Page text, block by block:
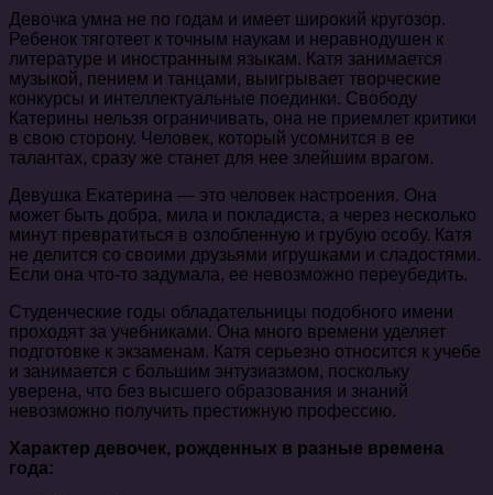
Девочка умна не по годам и имеет широкий кругозор.
Ребенок тяготеет к точным наукам и неравнодушен к
литературе и иностранным языкам. Катя занимается
музыкой, пением и танцами, выигрывает творческие
конкурсы и интеллектуальные поединки. Свободу
Катерины нельзя ограничивать, она не приемлет критики
в свою сторону. Человек, который усомнится в ее
талантах, сразу же станет для нее злейшим врагом.
Девушка Екатерина — это человек настроения. Она
может быть добра, мила и покладиста, а через несколько
минут превратиться в озлобленную и грубую особу. Катя
не делится со своими друзьями игрушками и сладостями.
Если она что-то задумала, ее невозможно переубедить.
Студенческие годы обладательницы подобного имени
проходят за учебниками. Она много времени уделяет
подготовке к экзаменам. Катя серьезно относится к учебе
и занимается с большим энтузиазмом, поскольку
уверена, что без высшего образования и знаний
невозможно получить престижную профессию.
Характер девочек, рожденных в разные времена
года: